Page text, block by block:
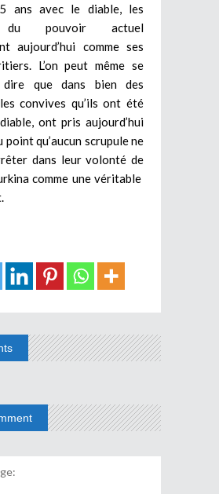
ans avec le diable, les
du pouvoir actuel
aujourd’hui comme ses
L’on peut même se
que dans bien des
convives qu’ils ont été
ont pris aujourd’hui
point qu’aucun scrupule ne
dans leur volonté de
comme une véritable